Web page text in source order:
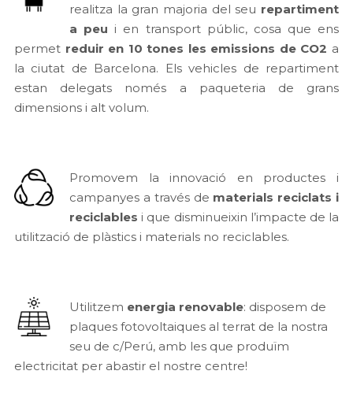
realitza la gran majoria del seu repartiment
a peu i en transport públic, cosa que ens
permet reduir en 10 tones les emissions de CO2 a
la ciutat de Barcelona. Els vehicles de repartiment
estan delegats només a paqueteria de grans
dimensions i alt volum.
Promovem la innovació en productes i
campanyes a través de materials reciclats i
reciclables i que disminueixin l’impacte de la
utilització de plàstics i materials no reciclables.
Utilitzem energia renovable: disposem de
plaques fotovoltaiques al terrat de la nostra
seu de c/Perú, amb les que produïm
electricitat per abastir el nostre centre!